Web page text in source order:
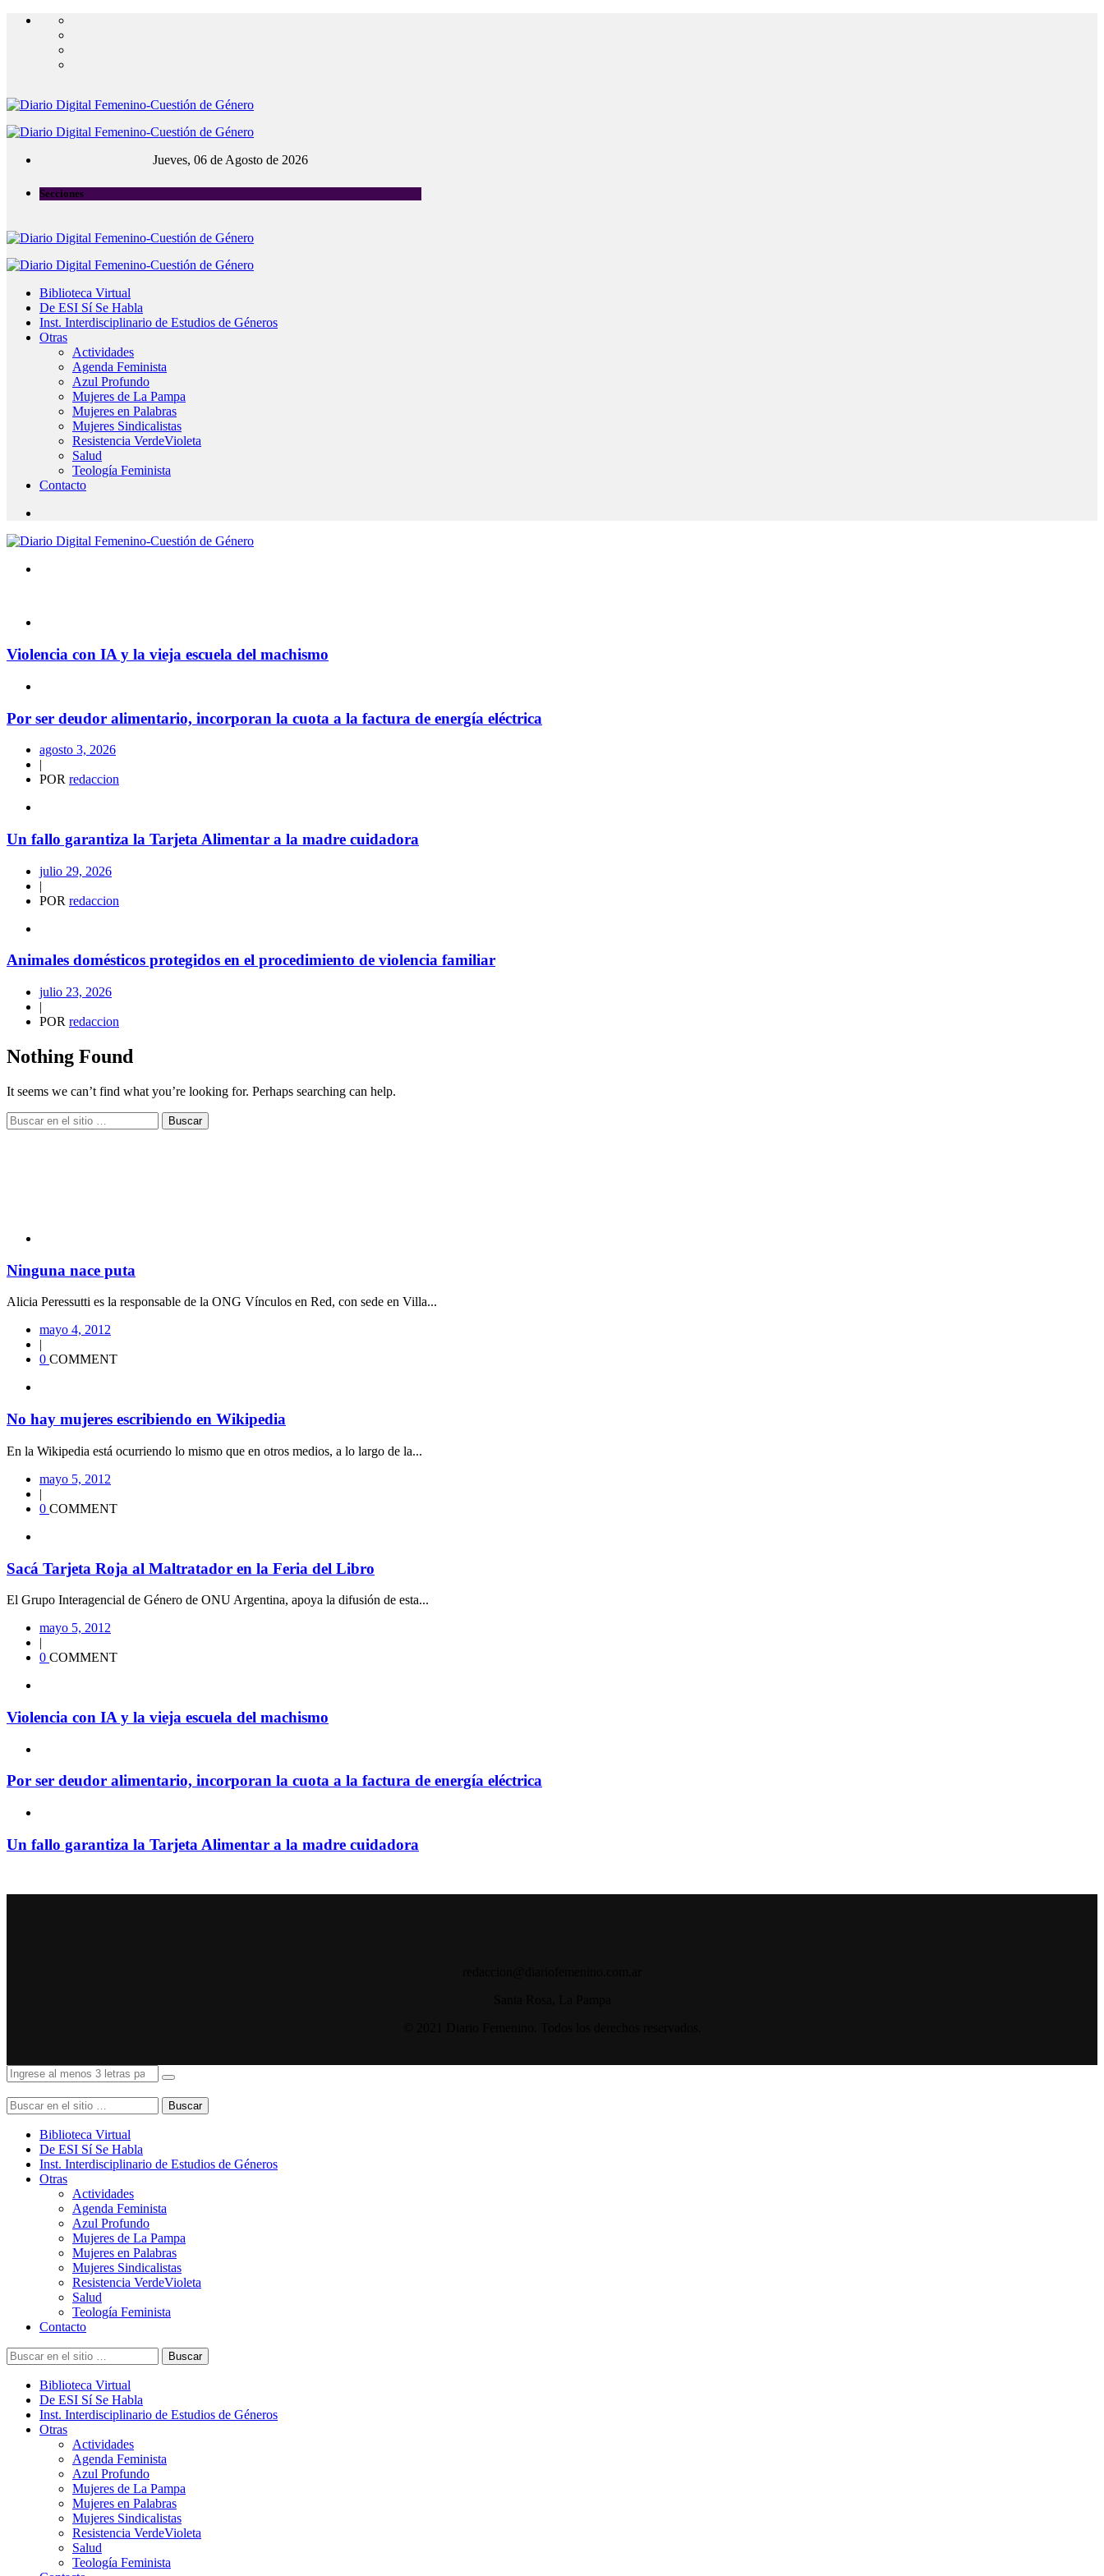
Jueves, 06 de Agosto de 2026
Secciones
Biblioteca Virtual
De ESI Sí Se Habla
Inst. Interdisciplinario de Estudios de Géneros
Otras
Actividades
Agenda Feminista
Azul Profundo
Mujeres de La Pampa
Mujeres en Palabras
Mujeres Sindicalistas
Resistencia VerdeVioleta
Salud
Teología Feminista
Contacto
Violencia con IA y la vieja escuela del machismo
Por ser deudor alimentario, incorporan la cuota a la factura de energía eléctrica
agosto 3, 2026
|
POR redaccion
Un fallo garantiza la Tarjeta Alimentar a la madre cuidadora
julio 29, 2026
|
POR redaccion
Animales domésticos protegidos en el procedimiento de violencia familiar
julio 23, 2026
|
POR redaccion
Nothing Found
It seems we can’t find what you’re looking for. Perhaps searching can help.
Buscar
Ninguna nace puta
Alicia Peressutti es la responsable de la ONG Vínculos en Red, con sede en Villa...
mayo 4, 2012
|
0 COMMENT
No hay mujeres escribiendo en Wikipedia
En la Wikipedia está ocurriendo lo mismo que en otros medios, a lo largo de la...
mayo 5, 2012
|
0 COMMENT
Sacá Tarjeta Roja al Maltratador en la Feria del Libro
El Grupo Interagencial de Género de ONU Argentina, apoya la difusión de esta...
mayo 5, 2012
|
0 COMMENT
Violencia con IA y la vieja escuela del machismo
Por ser deudor alimentario, incorporan la cuota a la factura de energía eléctrica
Un fallo garantiza la Tarjeta Alimentar a la madre cuidadora
Buscar
Biblioteca Virtual
De ESI Sí Se Habla
Inst. Interdisciplinario de Estudios de Géneros
Otras
Actividades
Agenda Feminista
Azul Profundo
Mujeres de La Pampa
Mujeres en Palabras
Mujeres Sindicalistas
Resistencia VerdeVioleta
Salud
Teología Feminista
Contacto
Buscar
Biblioteca Virtual
De ESI Sí Se Habla
Inst. Interdisciplinario de Estudios de Géneros
Otras
Actividades
Agenda Feminista
Azul Profundo
Mujeres de La Pampa
Mujeres en Palabras
Mujeres Sindicalistas
Resistencia VerdeVioleta
Salud
Teología Feminista